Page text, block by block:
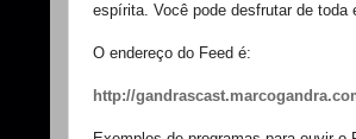
espírita. Você pode desfrutar de
O endereço do Feed é:
http://